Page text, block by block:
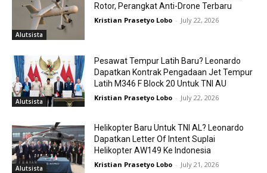
Alutsista
Rotor, Perangkat Anti-Drone Terbaru
Kristian Prasetyo Lobo - July 22, 2026
Alutsista
Pesawat Tempur Latih Baru? Leonardo
Dapatkan Kontrak Pengadaan Jet Tempur
Latih M346 F Block 20 Untuk TNI AU
Kristian Prasetyo Lobo - July 22, 2026
Alutsista
Helikopter Baru Untuk TNI AL? Leonardo
Dapatkan Letter Of Intent Suplai
Helikopter AW149 Ke Indonesia
Kristian Prasetyo Lobo - July 21, 2026